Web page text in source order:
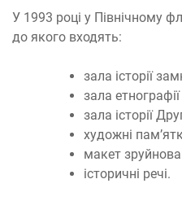
У 1993 році у Північному
до якого входять:
зала історії
зала етнографії
зала історії
художні
макет
історичні речі.